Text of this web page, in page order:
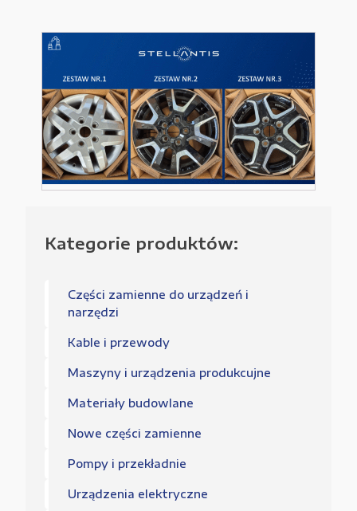
Regulamin sklepu
Polityka Prywatności
Kategorie produktów:
Części zamienne do urządzeń i
narzędzi
Kable i przewody
Maszyny i urządzenia produkcujne
Materiały budowlane
Nowe części zamienne
Pompy i przekładnie
Urządzenia elektryczne